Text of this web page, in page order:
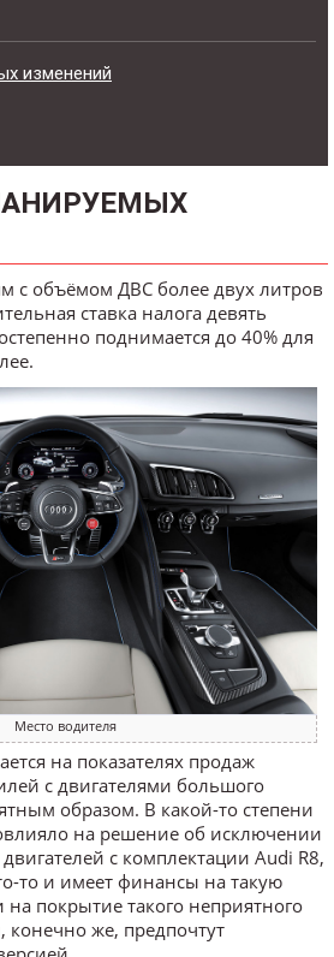
изменений
с объёмом ДВС более двух литров
ставка налога девять
поднимается до 40% для
Место водителя
на показателях продаж
с двигателями большого
образом. В какой-то степени
на решение об исключении
с комплектации Audi R8,
то и имеет финансы на такую
покрытие такого неприятного
конечно же, предпочтут